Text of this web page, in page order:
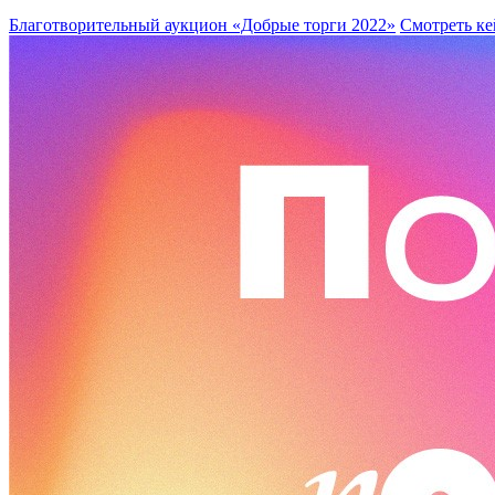
Благотворительный аукцион «Добрые торги 2022» Смотреть